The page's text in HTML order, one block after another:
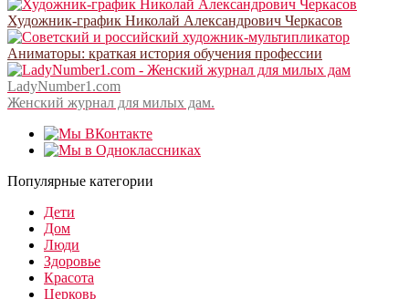
Художник-график Николай Александрович Черкасов
Аниматоры: краткая история обучения профессии
LadyNumber1.com
Женский журнал для милых дам.
Популярные категории
Дети
Дом
Люди
Здоровье
Красота
Церковь